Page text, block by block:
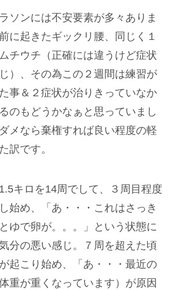
ソンには不安要素が多々ありま
に起きたギックリ腰、同じく１
チウチ（正確には違うけど症状
）、その為この２週間は練習が
事＆２症状が治りきっていなか
のもどうかなぁと思っていまし
メなら棄権すれば良い程度の軽
訳です。
キロを14周でして、３周目程度
始め、「あ・・・これはさっき
ゆで卵が。。。」という状態に
分の悪い感じ。７周を超えた頃
起こり始め、「あ・・・最近の
重が重くなっています）が原因